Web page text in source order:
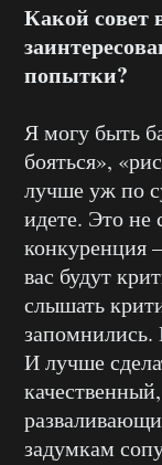
Какой совет
попытки?
Я могу быть
бояться»,
лучше уж по
идете. Это не
конкуренция
вас будут
слышать
запомнились.
И лучше
задумкам